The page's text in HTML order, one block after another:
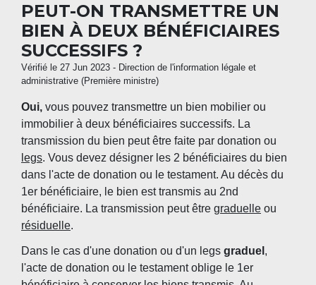
PEUT-ON TRANSMETTRE UN
BIEN À DEUX BÉNÉFICIAIRES
SUCCESSIFS ?
Vérifié le 27 Jun 2023 - Direction de l'information légale et
administrative (Première ministre)
Oui, vous pouvez transmettre un bien mobilier ou
immobilier à deux bénéficiaires successifs. La
transmission du bien peut être faite par donation ou
legs. Vous devez désigner les 2 bénéficiaires du bien
dans l'acte de donation ou le testament. Au décès du
1er bénéficiaire, le bien est transmis au 2nd
bénéficiaire. La transmission peut être graduelle ou
résiduelle.
Dans le cas d'une donation ou d'un legs graduel ,
l'acte de donation ou le testament oblige le 1er